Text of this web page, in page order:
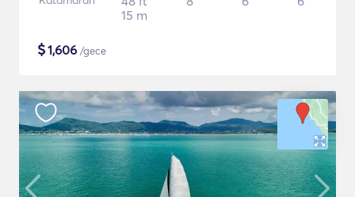
15 m
$1,606 /gece